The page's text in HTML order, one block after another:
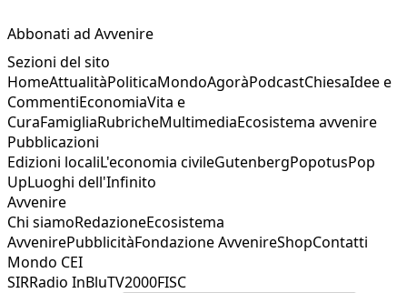
Abbonati ad Avvenire
Sezioni del sito
HomeAttualitàPoliticaMondoAgoràPodcastChiesaIdee e
CommentiEconomiaVita e
CuraFamigliaRubricheMultimediaEcosistema avvenire
Pubblicazioni
Edizioni localiL'economia civileGutenbergPopotusPop
UpLuoghi dell'Infinito
Avvenire
Chi siamoRedazioneEcosistema
AvvenirePubblicitàFondazione AvvenireShopContatti
Mondo CEI
SIRRadio InBluTV2000FISC